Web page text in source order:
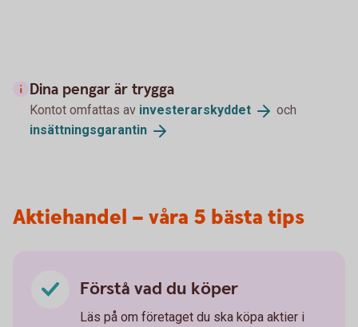
Dina pengar är trygga
Kontot omfattas av investerarskyddet
och
insättningsgarantin
Aktiehandel – våra 5 bästa tips
Förstå vad du köper
Läs på om företaget du ska köpa aktier i